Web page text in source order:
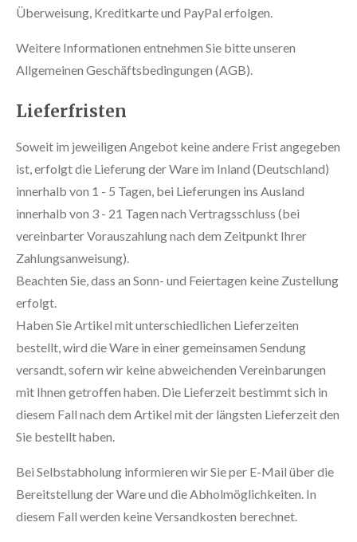
Überweisung, Kreditkarte und PayPal erfolgen.
Weitere Informationen entnehmen Sie bitte unseren
Allgemeinen Geschäftsbedingungen (AGB).
Lieferfristen
Soweit im jeweiligen Angebot keine andere Frist angegeben
ist, erfolgt die Lieferung der Ware im Inland (Deutschland)
innerhalb von 1 - 5 Tagen, bei Lieferungen ins Ausland
innerhalb von 3 - 21 Tagen nach Vertragsschluss (bei
vereinbarter Vorauszahlung nach dem Zeitpunkt Ihrer
Zahlungsanweisung).
Beachten Sie, dass an Sonn- und Feiertagen keine Zustellung
erfolgt.
Haben Sie Artikel mit unterschiedlichen Lieferzeiten
bestellt, wird die Ware in einer gemeinsamen Sendung
versandt, sofern wir keine abweichenden Vereinbarungen
mit Ihnen getroffen haben. Die Lieferzeit bestimmt sich in
diesem Fall nach dem Artikel mit der längsten Lieferzeit den
Sie bestellt haben.
Bei Selbstabholung informieren wir Sie per E-Mail über die
Bereitstellung der Ware und die Abholmöglichkeiten. In
diesem Fall werden keine Versandkosten berechnet.